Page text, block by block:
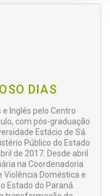
DIAS
Inglês pelo Centro
com pós-graduação
Estácio de Sá.
Público do Estado
de 2017. Desde abril
na Coordenadoria
Violência Doméstica e
Estado do Paraná.